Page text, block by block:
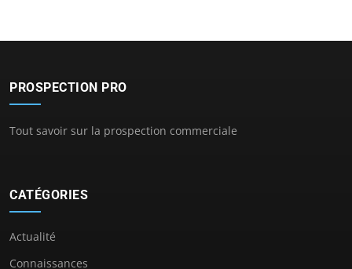
PROSPECTION PRO
Tout savoir sur la prospection commerciale
CATÉGORIES
Actualité
Connaissances